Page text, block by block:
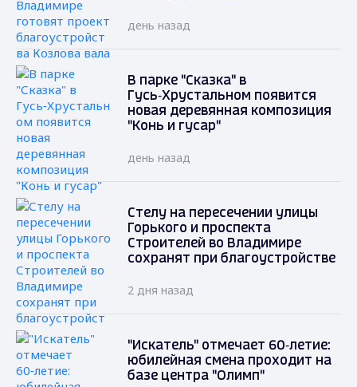
день назад
В парке "Сказка" в
Гусь‑Хрустальном появится
новая деревянная композиция
"Конь и гусар"
день назад
Стелу на пересечении улицы
Горького и проспекта
Строителей во Владимире
сохранят при благоустройстве
2 дня назад
"Искатель" отмечает 60‑летие:
юбилейная смена проходит на
базе центра "Олимп"